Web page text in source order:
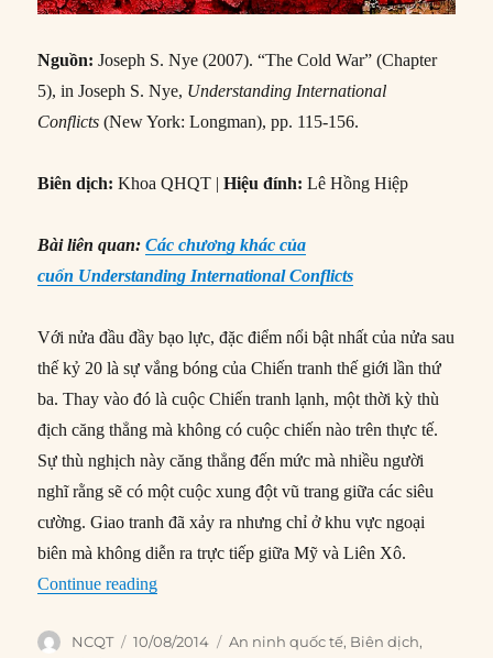
Nguồn: Joseph S. Nye (2007). “The Cold War” (Chapter
5), in Joseph S. Nye, Understanding International
Conflicts (New York: Longman), pp. 115-156.
Biên dịch: Khoa QHQT |Hiệu đính: Lê Hồng Hiệp
Bài liên quan:Các chương khác của
cuốn Understanding International Conflicts
Với nửa đầu đầy bạo lực, đặc điểm nổi bật nhất của nửa sau
thế kỷ 20 là sự vắng bóng của Chiến tranh thế giới lần thứ
ba. Thay vào đó là cuộc Chiến tranh lạnh, một thời kỳ thù
địch căng thẳng mà không có cuộc chiến nào trên thực tế.
Sự thù nghịch này căng thẳng đến mức mà nhiều người
nghĩ rằng sẽ có một cuộc xung đột vũ trang giữa các siêu
cường. Giao tranh đã xảy ra nhưng chỉ ở khu vực ngoại
biên mà không diễn ra trực tiếp giữa Mỹ và Liên Xô.
Continue reading“#194 – Chiến tranh Lạnh trong lịch sử xung
Author
NCQT
Posted
10/08/2014 Categories
An ninh quốc tế, Biên dịch,